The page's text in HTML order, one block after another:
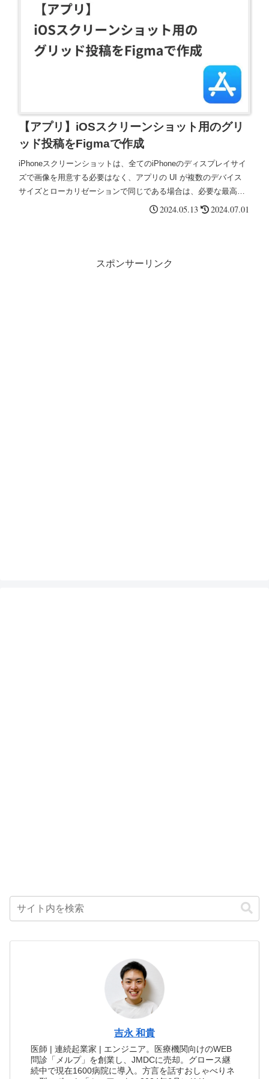
【アプリ】iOSスクリーンショット用のグリ
ッド投稿をFigmaで作成
iPhoneスクリーンショットは、全てのiPhoneのディスプレイサイ
ズで画像を用意する必要はなく、アプリの UI が複数のデバイス
サイズとローカリゼーションで同じである場合は、必要な最高解
像度のスクリーンショットを提供するだけで良い。
2024.05.13 2024.07.01
スポンサーリンク
吉永 和貴
医師 | 連続起業家 | エンジニア。医療機関向けのWEB
問診「メルプ」を創業し、JMDCに売却。グロース継
続中で現在1600病院に導入。方言を話すおしゃべりネ